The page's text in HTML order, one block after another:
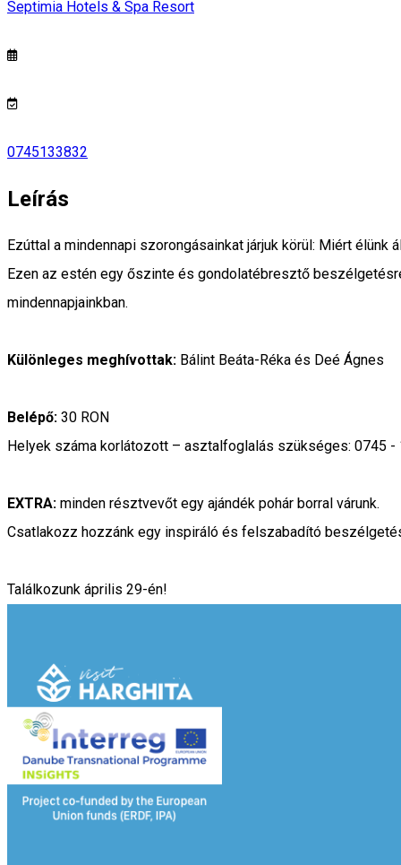
Septimia Hotels & Spa Resort
0745133832
Leírás
Ezúttal a mindennapi szorongásainkat járjuk körül: Miért
Ezen az estén egy őszinte és gondolatébresztő
mindennapjainkban.
Különleges meghívottak: Bálint Beáta-Réka és Deé Ágnes
Belépő: 30 RON
Helyek száma korlátozott – asztalfoglalás szükséges: 0745 -
EXTRA: minden résztvevőt egy ajándék pohár borral várunk.
Csatlakozz hozzánk egy inspiráló és felszabadító
Találkozunk április 29-én!